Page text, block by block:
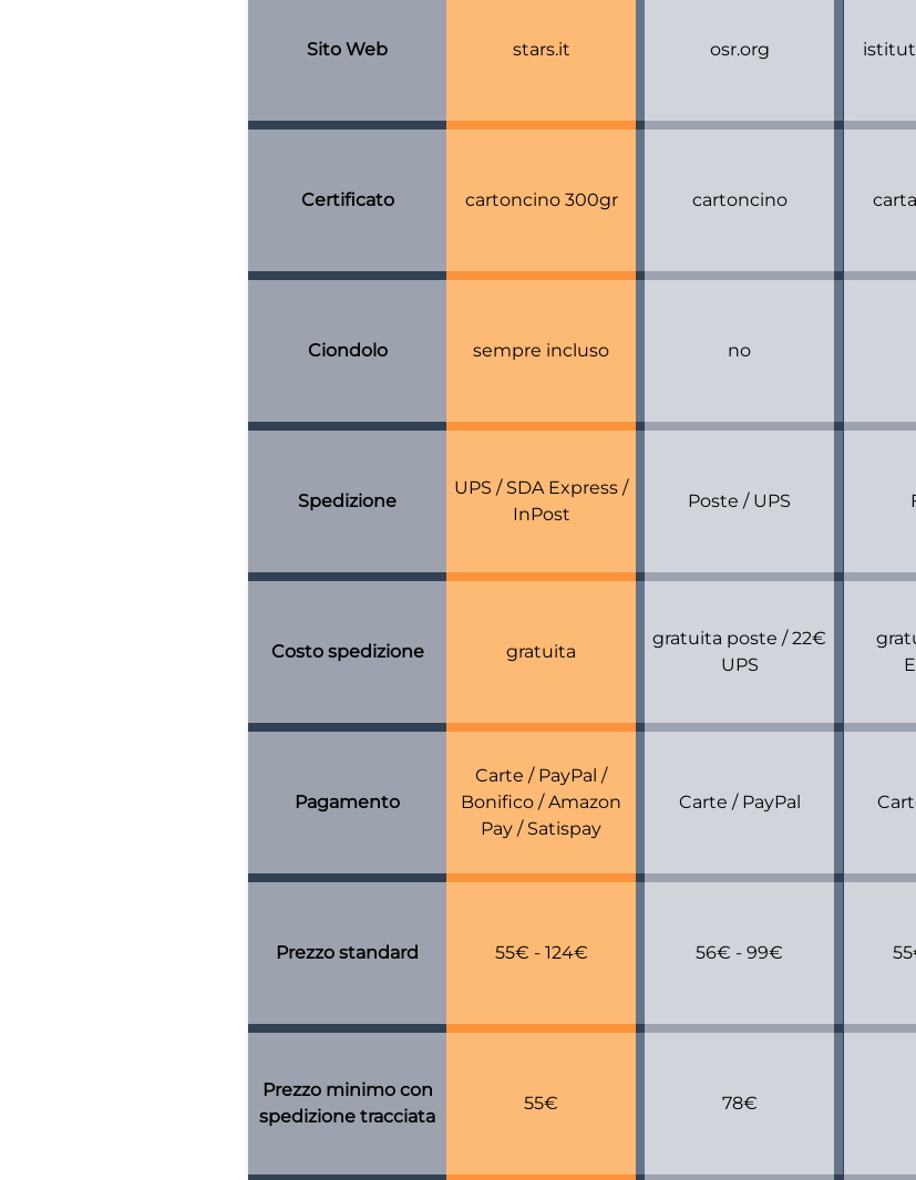
Sito Web
Certificato
Ciondolo
Spedizione
Costo spedizione
Pagamento
Prezzo standard
Prezzo minimo con
spedizione tracciata
stars.it
cartoncino 300gr
sempre incluso
UPS / SDA Express /
InPost
gratuita
Carte / PayPal /
Bonifico / Amazon
Pay / Satispay
55€ - 124€
55€
osr.org
cartoncino
no
Poste / UPS
gratuita poste / 22€
UPS
Carte / PayPal
56€ - 99€
78€